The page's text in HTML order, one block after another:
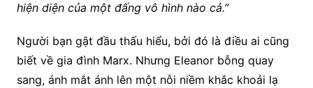
hiện diện của một đấng vô hình nào cả.”
Người bạn gật đầu thấu hiểu, bởi đó là điều ai cũng
biết về gia đình Marx. Nhưng Eleanor bỗng quay
sang, ánh mắt ánh lên một nỗi niềm khắc khoải lạ